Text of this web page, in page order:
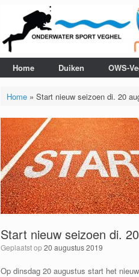
Home Duiken OWS-
Home» Start nieuw seizoen di. 20
Start nieuw seizoen di.
Geplaatst op20 augustus 2019
Op dinsdag 20 augustus start het